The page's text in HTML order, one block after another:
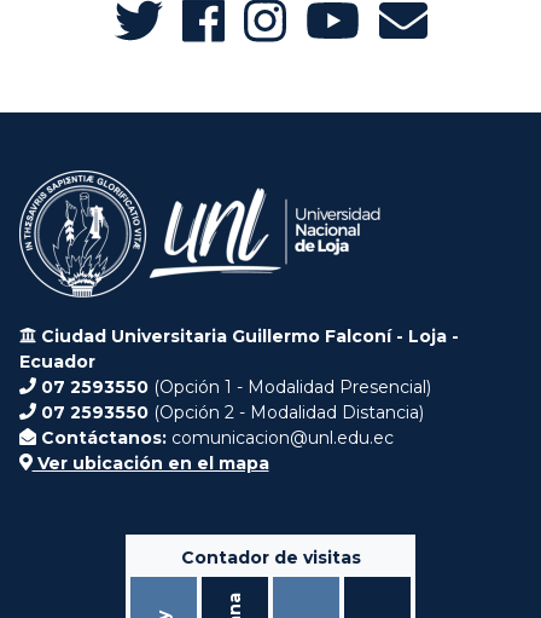
Ciudad Universitaria Guillermo Falconí - Loja -
Ecuador
07 2593550 (Opción 1 - Modalidad Presencial)
07 2593550 (Opción 2 - Modalidad Distancia)
Contáctanos: comunicacion@unl.edu.ec
Ver ubicación en el mapa
Contador de visitas